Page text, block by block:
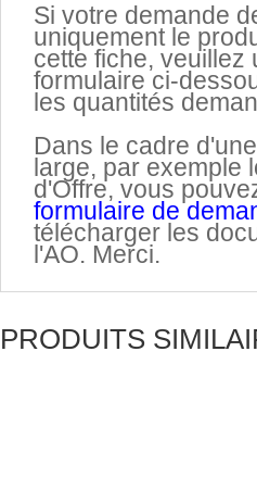
Si votre demande
uniquement le
cette fiche, veuillez
formulaire ci-
les quantités
Dans le cadre
large, par exemple
d'Offre, vous
formulaire de
télécharger les
l'AO. Merci.
PRODUITS